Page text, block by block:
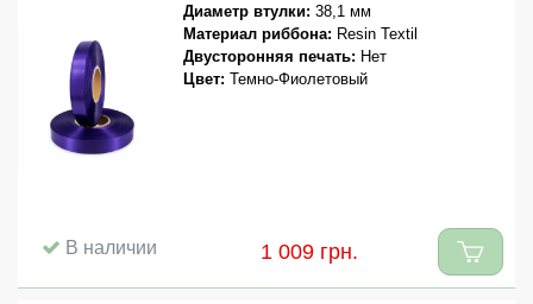
Диаметр втулки: 38,1 мм
Материал риббона: Resin Textil
Двусторонняя печать: Нет
Цвет: Темно-Фиолетовый
В наличии 1 009 грн.